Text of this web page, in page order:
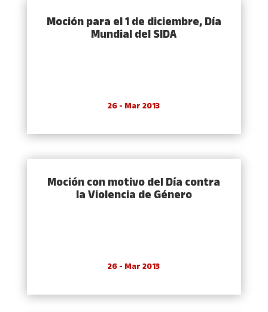
Moción para el 1 de diciembre, Dí­a
Mundial del SIDA
26 - Mar 2013
Moción con motivo del Dí­a contra
la Violencia de Género
26 - Mar 2013